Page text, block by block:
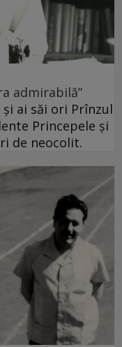
admirabilă”
ai săi ori Prînzul
Princepele și
de neocolit.